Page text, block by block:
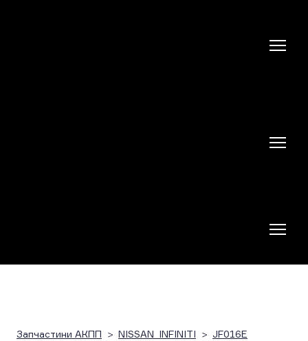
Запчастини АКПП NISSAN_INFINITI JF016E